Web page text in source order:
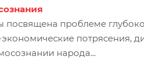
проблеме
потрясения,
народа...